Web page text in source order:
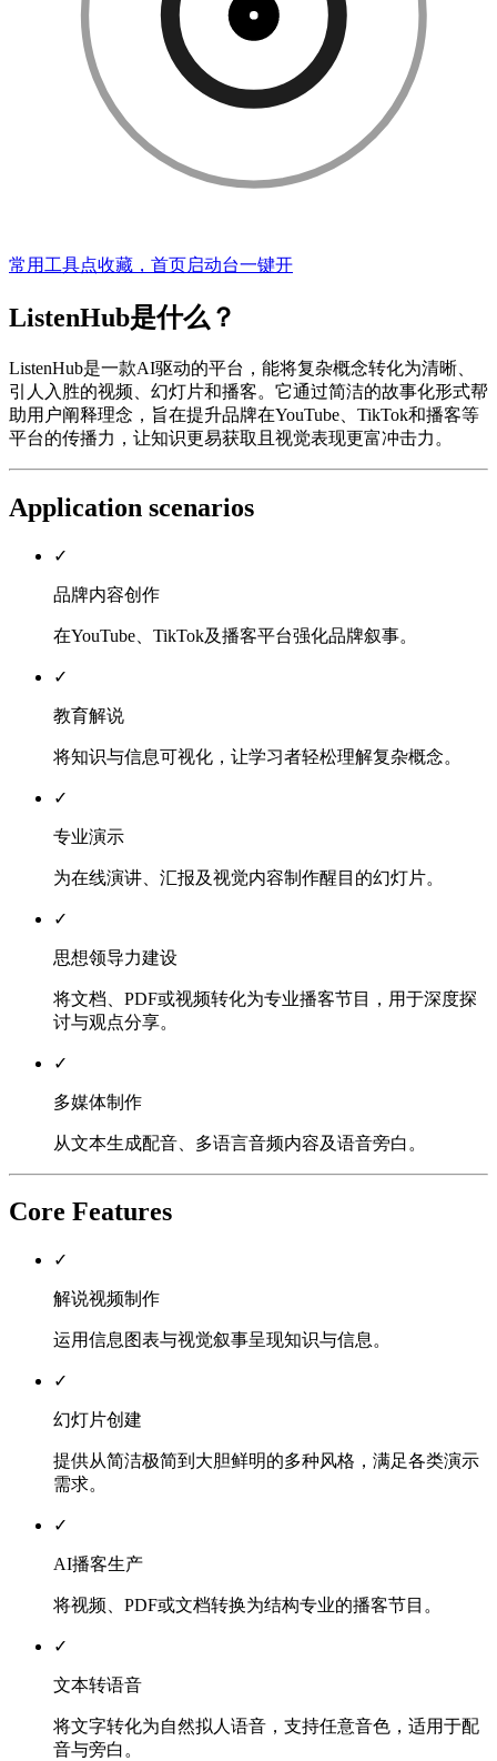
常用工具点收藏，首页启动台一键开
ListenHub是什么？
ListenHub是一款AI驱动的平台，能将复杂概念转化为清晰、
引人入胜的视频、幻灯片和播客。它通过简洁的故事化形式帮
助用户阐释理念，旨在提升品牌在YouTube、TikTok和播客等
平台的传播力，让知识更易获取且视觉表现更富冲击力。
Application scenarios
✓
品牌内容创作
在YouTube、TikTok及播客平台强化品牌叙事。
✓
教育解说
将知识与信息可视化，让学习者轻松理解复杂概念。
✓
专业演示
为在线演讲、汇报及视觉内容制作醒目的幻灯片。
✓
思想领导力建设
将文档、PDF或视频转化为专业播客节目，用于深度探
讨与观点分享。
✓
多媒体制作
从文本生成配音、多语言音频内容及语音旁白。
Core Features
✓
解说视频制作
运用信息图表与视觉叙事呈现知识与信息。
✓
幻灯片创建
提供从简洁极简到大胆鲜明的多种风格，满足各类演示
需求。
✓
AI播客生产
将视频、PDF或文档转换为结构专业的播客节目。
✓
文本转语音
将文字转化为自然拟人语音，支持任意音色，适用于配
音与旁白。